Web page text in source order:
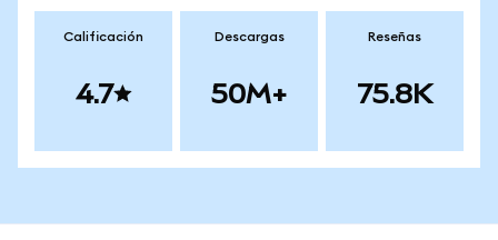
Calificación
4.7
Descargas
50M+
Reseñas
75.8K